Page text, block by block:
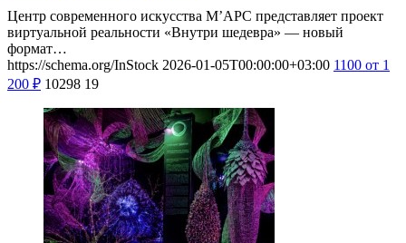
Центр современного искусства М’АРС представляет проект
виртуальной реальности «Внутри шедевра» — новый
формат…
https://schema.org/InStock 2026-01-05T00:00:00+03:00 1100 от 1
200 ₽ 10298 19